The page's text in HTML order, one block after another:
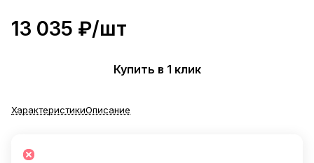
13 035 ₽/шт
Купить в 1 клик
ХарактеристикиОписание